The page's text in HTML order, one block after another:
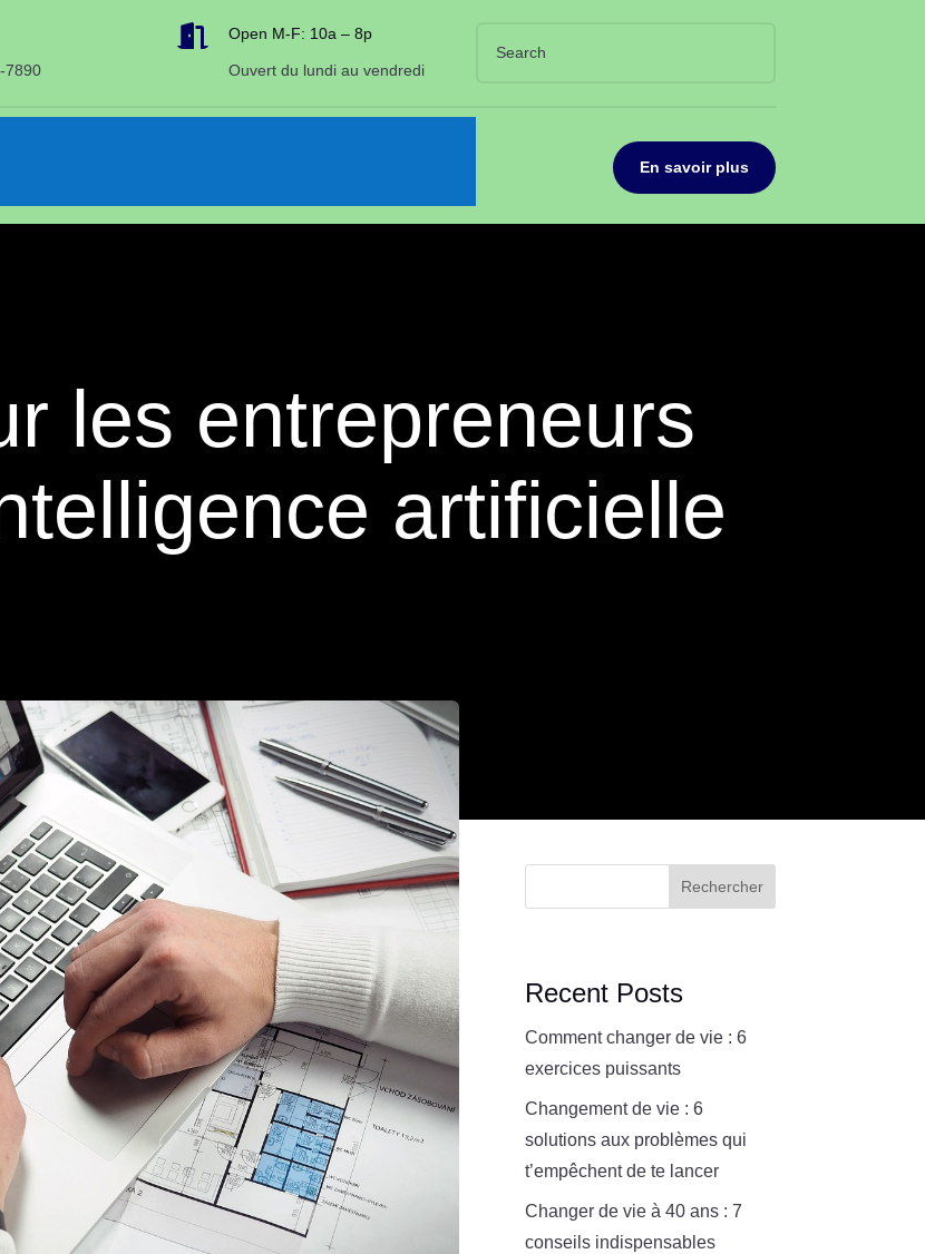
7890
 Open M-F: 10a – 8p
Ouvert du lundi au vendredi
En savoir plus
les entrepreneurs
artificielle
Rechercher
Recent Posts
Comment changer de vie : 6
exercices puissants
Changement de vie : 6
solutions aux problèmes qui
t’empêchent de te lancer
Changer de vie à 40 ans : 7
conseils indispensables